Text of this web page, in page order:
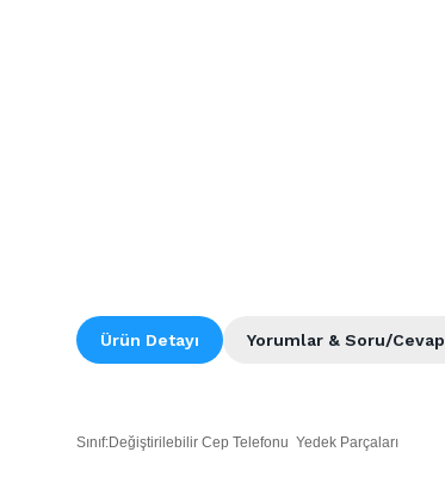
Ürün Detayı Yorumlar & Soru/Cevap
Sınıf:Değiştirilebilir Cep Telefonu Yedek Parçaları